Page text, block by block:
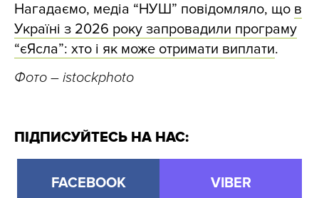
Нагадаємо, медіа “НУШ” повідомляло, що в
Україні з 2026 року запровадили програму
“єЯсла”: хто і як може отримати виплати.
Фото – istockphoto
ПІДПИСУЙТЕСЬ НА НАС:
FACEBOOK VIBER